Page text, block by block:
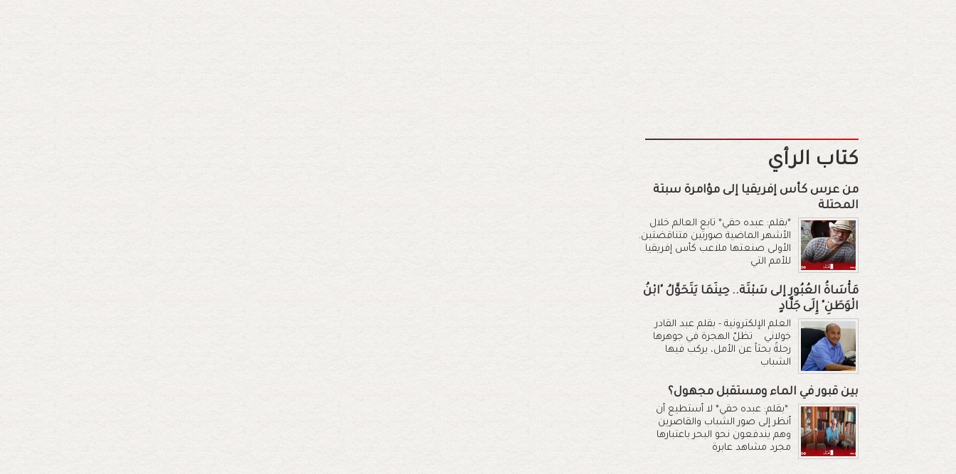
كتاب الرأي
من عرس كأس إفريقيا إلى مؤامرة سبتة
المحتلة
*بقلم: عبده حقي* تابع العالم خلال
الأشهر الماضية صورتين متناقضتين.
الأولى صنعتها ملاعب كأس إفريقيا
للأمم التي
مَأْسَاةُ العُبُورِ إلى سَبْتَة.. حِينَمَا يَتَحَوَّلُ "ابْنُ
الْوَطَنِ" إِلَى جَلَّادٍ
العلم الإلكترونية - بقلم عبد القادر
خولاني تظلّ الهجرة في جوهرها
رحلةً بحثاً عن الأمل، يركب فيها
الشباب
بين قبور في الماء ومستقبل مجهول؟
*بقلم: عبده حقي* لا أستطيع أن
أنظر إلى صور الشباب والقاصرين
وهم يندفعون نحو البحر باعتبارها
مجرد مشاهد عابرة